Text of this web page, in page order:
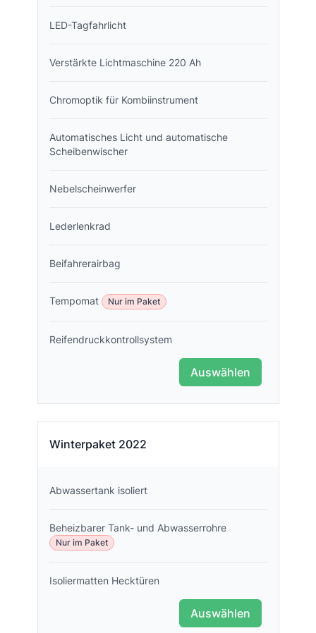
LED-Tagfahrlicht
Verstärkte Lichtmaschine 220 Ah
Chromoptik für Kombiinstrument
Automatisches Licht und automatische
Scheibenwischer
Nebelscheinwerfer
Lederlenkrad
Beifahrerairbag
Tempomat Nur im Paket
Reifendruckkontrollsystem
Auswählen
Winterpaket 2022
Abwassertank isoliert
Beheizbarer Tank- und Abwasserrohre
Nur im Paket
Isoliermatten Hecktüren
Auswählen